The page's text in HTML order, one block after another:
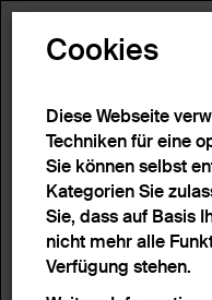
Cookies
Diese Webseite
Techniken für eine
Sie können selbst
Kategorien Sie
Sie, dass auf Basis
nicht mehr alle
Verfügung stehen.